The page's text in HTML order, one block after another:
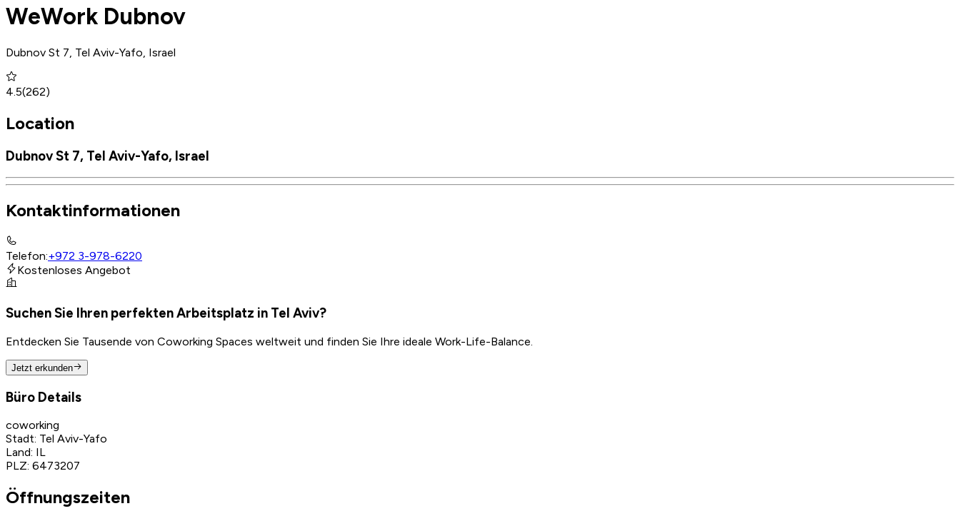
WeWork Dubnov
Dubnov St 7, Tel Aviv-Yafo, Israel
4.5(262)
Location
Dubnov St 7, Tel Aviv-Yafo, Israel
Kontaktinformationen
Telefon:+972 3-978-6220
Kostenloses Angebot
Suchen Sie Ihren perfekten Arbeitsplatz in Tel Aviv?
Entdecken Sie Tausende von Coworking Spaces weltweit und finden Sie Ihre ideale Work-Life-Balance.
Jetzt erkunden
Büro Details
coworking
Stadt: Tel Aviv-Yafo
Land: IL
PLZ: 6473207
Öffnungszeiten